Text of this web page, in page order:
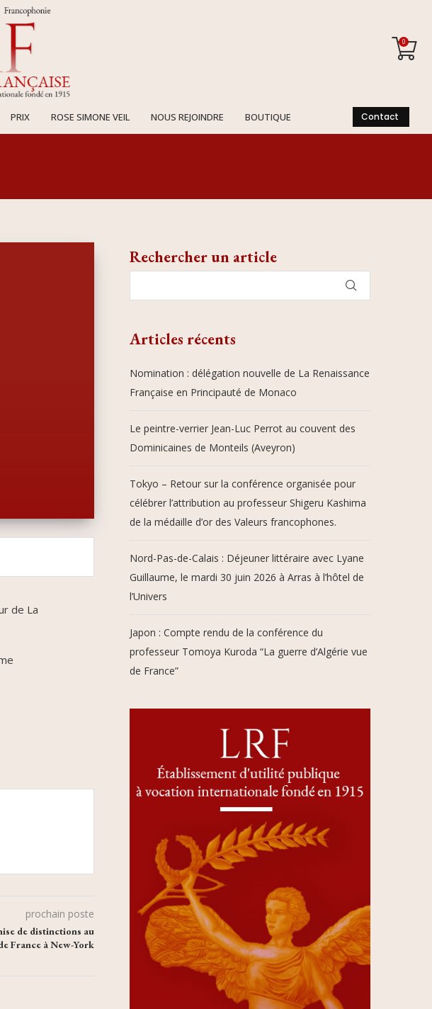
0
PRIX ROSE SIMONE VEIL NOUS REJOINDRE BOUTIQUE Contact
de La
prochain poste
de distinctions au
France à New-York
Rechercher un article
Articles récents
Nomination : délégation nouvelle de La Renaissance
Française en Principauté de Monaco
Le peintre-verrier Jean-Luc Perrot au couvent des
Dominicaines de Monteils (Aveyron)
Tokyo – Retour sur la conférence organisée pour
célébrer l’attribution au professeur Shigeru Kashima
de la médaille d’or des Valeurs francophones.
Nord-Pas-de-Calais : Déjeuner littéraire avec Lyane
Guillaume, le mardi 30 juin 2026 à Arras à l’hôtel de
l’Univers
Japon : Compte rendu de la conférence du
professeur Tomoya Kuroda “La guerre d’Algérie vue
de France”